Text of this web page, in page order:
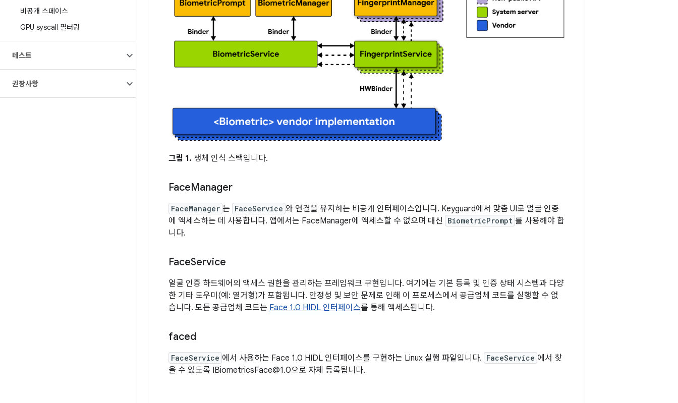
비공개 스페이스
GPU syscall 필터링
테스트
권장사항
그림 1. 생체 인식 스택입니다.
FaceManager
FaceManager 는 FaceService 와 연결을 유지하는 비공개 인터페이스입니다. Keyguard에서 맞춤 UI로 얼굴 인증
에 액세스하는 데 사용합니다. 앱에서는 FaceManager에 액세스할 수 없으며 대신
BiometricPrompt 를 사용해야 합
니다.
FaceService
얼굴 인증 하드웨어의 액세스 권한을 관리하는 프레임워크 구현입니다. 여기에는 기본 등록 및 인증 상태 시스템과 다양
한 기타 도우미(예: 열거형)가 포함됩니다. 안정성 및 보안 문제로 인해 이 프로세스에서 공급업체 코드를 실행할 수 없
습니다. 모든 공급업체 코드는 Face 1.0 HIDL 인터페이스를 통해 액세스됩니다.
faced
FaceService 에서 사용하는 Face 1.0 HIDL 인터페이스를 구현하는 Linux 실행 파일입니다. FaceService 에서 찾
을 수 있도록 IBiometricsFace@1.0으로 자체 등록됩니다.